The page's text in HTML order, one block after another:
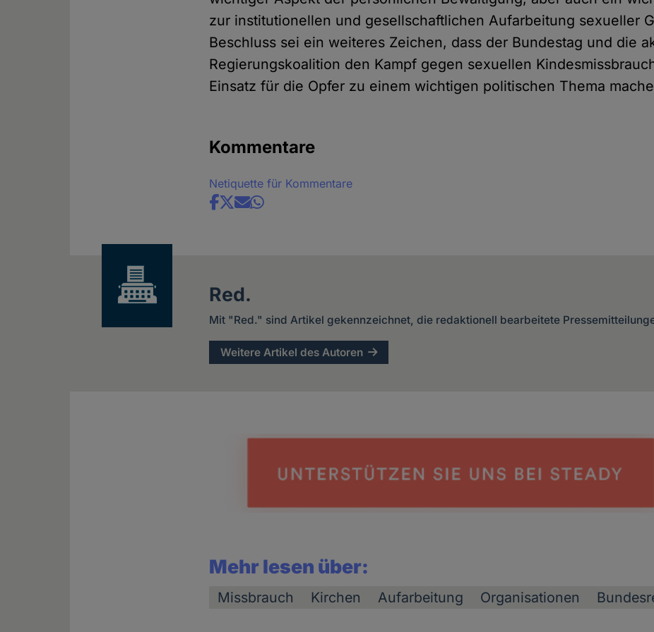
zur institutionellen und gesellschaftlichen Aufarbeitung sexueller
Beschluss sei ein weiteres Zeichen, dass der Bundestag und die
Regierungskoalition den Kampf gegen sexuellen
Einsatz für die Opfer zu einem wichtigen politischen Thema
Kommentare
Netiquette für Kommentare
Share
Red.
Mit "Red." sind Artikel gekennzeichnet, die redaktionell bearbeitete
Weitere Artikel des Autoren
Mehr lesen über:
Missbrauch Kirchen Aufarbeitung Organisationen